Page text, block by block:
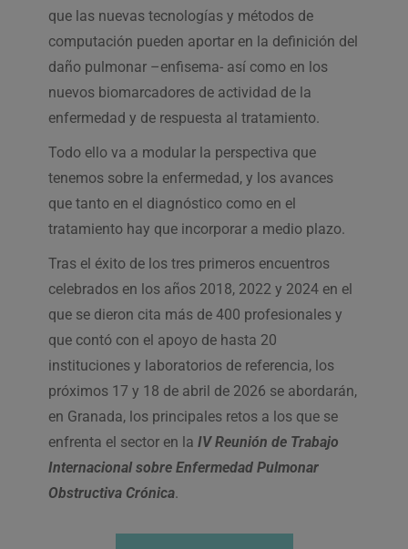
que las nuevas tecnologías y métodos de
computación pueden aportar en la definición del
daño pulmonar –enfisema- así como en los
nuevos biomarcadores de actividad de la
enfermedad y de respuesta al tratamiento.
Todo ello va a modular la perspectiva que
tenemos sobre la enfermedad, y los avances
que tanto en el diagnóstico como en el
tratamiento hay que incorporar a medio plazo.
Tras el éxito de los tres primeros encuentros
celebrados en los años 2018, 2022 y 2024 en el
que se dieron cita más de 400 profesionales y
que contó con el apoyo de hasta 20
instituciones y laboratorios de referencia, los
próximos 17 y 18 de abril de 2026 se abordarán,
en Granada, los principales retos a los que se
enfrenta el sector en la IV Reunión de Trabajo
Internacional sobre Enfermedad Pulmonar
Obstructiva Crónica.